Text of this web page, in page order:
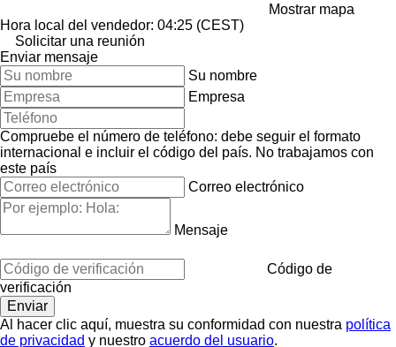
Mostrar mapa
Hora local del vendedor: 04:25 (CEST)
Solicitar una reunión
Enviar mensaje
Su nombre
Empresa
Compruebe el número de teléfono: debe seguir el formato
internacional e incluir el código del país. No trabajamos con
este país
Correo electrónico
Mensaje
Código de
verificación
Al hacer clic aquí, muestra su conformidad con nuestra política
de privacidad y nuestro acuerdo del usuario.